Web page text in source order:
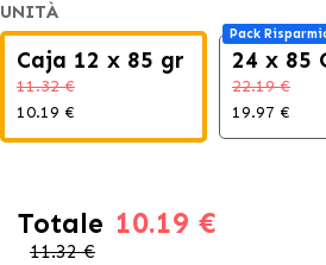
UNITÀ
Caja 12 x 85 gr
11.32 €
10.19 €
Pack
24 x 85
22.19 €
19.97 €
Totale 10.19 €
11.32 €